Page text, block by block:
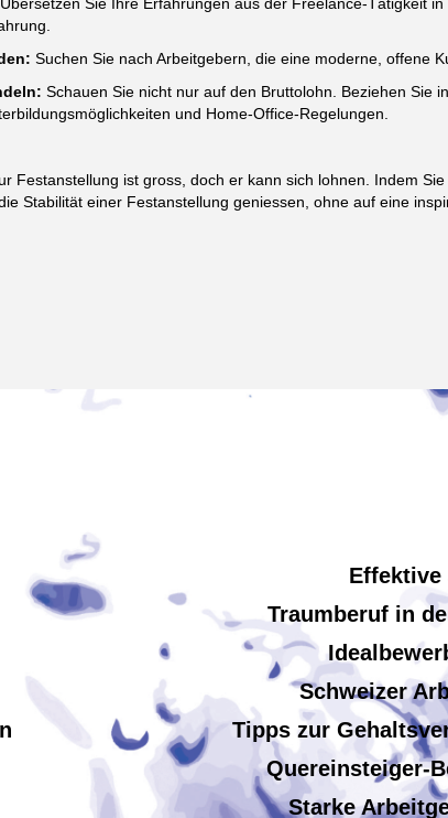
Suchen Sie nach Arbeitgebern, die eine moderne, offene
Schauen Sie nicht nur auf den Bruttolohn. Beziehen Sie
und Home-Office-Regelungen.
Festanstellung ist gross, doch er kann sich lohnen. Indem
Stabilität einer Festanstellung geniessen, ohne auf eine
Effektive
Traumberuf in
Schweizer
Tipps zur
Quereinsteiger-
Starke